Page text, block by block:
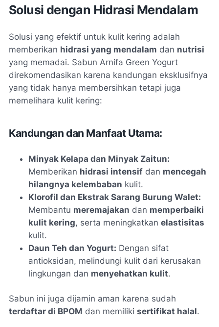
Solusi dengan Hidrasi Mendalam
Solusi yang efektif untuk kulit kering adalah
memberikan hidrasi yang mendalam dan nutrisi
yang memadai. Sabun Arnifa Green Yogurt
direkomendasikan karena kandungan eksklusifnya
yang tidak hanya membersihkan tetapi juga
memelihara kulit kering:
Kandungan dan Manfaat Utama:
Minyak Kelapa dan Minyak Zaitun:
Memberikan hidrasi intensif dan mencegah
hilangnya kelembaban kulit.
Klorofil dan Ekstrak Sarang Burung Walet:
Membantu meremajakan dan memperbaiki
kulit kering, serta meningkatkan elastisitas
kulit.
Daun Teh dan Yogurt: Dengan sifat
antioksidan, melindungi kulit dari kerusakan
lingkungan dan menyehatkan kulit.
Sabun ini juga dijamin aman karena sudah
terdaftar di BPOM dan memiliki sertifikat halal.